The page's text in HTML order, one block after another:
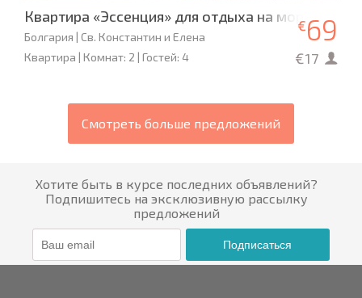
Квартира «Эссенция» для отдыха на море
Болгария | Св. Константин и Елена
Квартира | Комнат: 2 | Гостей: 4
€69
€17
Смотреть больше предложений
Хотите быть в курсе последних объявлений?
Подпишитесь на эксклюзивную рассылку
предложений
Подписаться